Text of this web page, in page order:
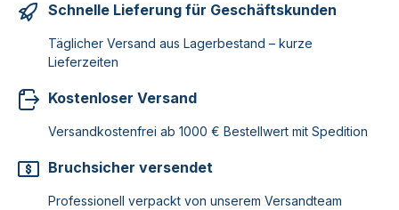
Schnelle Lieferung für Geschäftskunden
Täglicher Versand aus Lagerbestand – kurze
Lieferzeiten
Kostenloser Versand
Versandkostenfrei ab 1000 € Bestellwert mit Spedition
Bruchsicher versendet
Professionell verpackt von unserem Versandteam